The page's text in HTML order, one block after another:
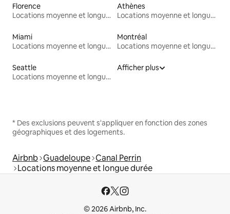
Florence
Locations moyenne et longue durée
Athènes
Locations moyenne et longue durée
Miami
Locations moyenne et longue durée
Montréal
Locations moyenne et longue durée
Seattle
Locations moyenne et longue durée
Afficher plus
* Des exclusions peuvent s'appliquer en fonction des zones
géographiques et des logements.
Airbnb Guadeloupe Canal Perrin
Locations moyenne et longue durée
© 2026 Airbnb, Inc.